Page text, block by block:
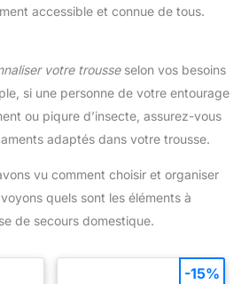
accessible et connue de tous.
votre trousseselon vos besoins
si une personne de votre entourage
ou piqure d’insecte, assurez-vous
adaptés dans votre trousse.
vu comment choisir et organiser
quels sont les éléments à
de secours domestique.
-15%